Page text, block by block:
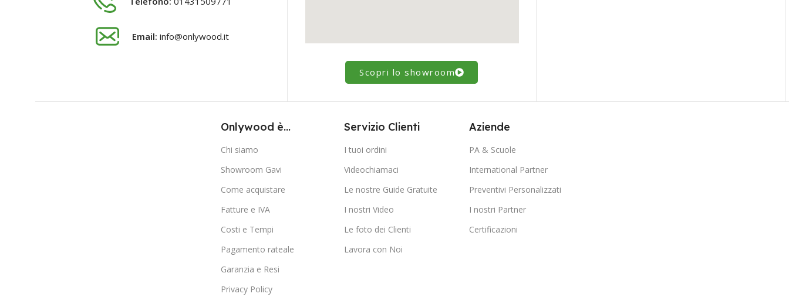
Email: info@onlywood.it
Scopri lo showroom
Onlywood è...
Chi siamo
Showroom Gavi
Come acquistare
Fatture e IVA
Costi e Tempi
Pagamento rateale
Garanzia e Resi
Privacy Policy
Servizio Clienti
I tuoi ordini
Videochiamaci
Le nostre Guide Gratuite
I nostri Video
Le foto dei Clienti
Lavora con Noi
Aziende
PA & Scuole
International Partner
Preventivi Personalizzati
I nostri Partner
Certificazioni